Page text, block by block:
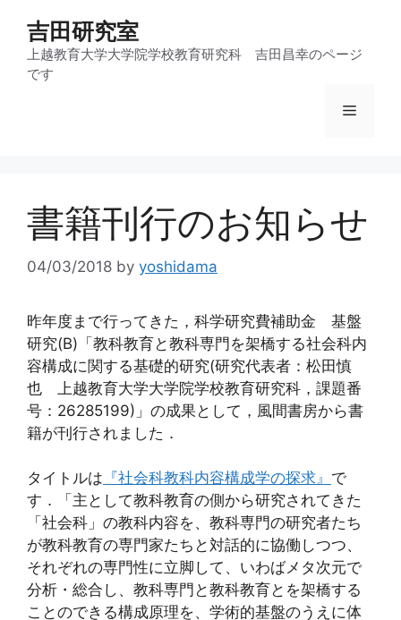
吉田研究室
上越教育大学大学院学校教育研究科 吉田昌幸のページ
です
メ
ュ
書籍刊行のお知らせ
04/03/2018 by yoshidama
昨年度まで行ってきた，科学研究費補助金 基盤
研究(B)「教科教育と教科専門を架橋する社会科内
容構成に関する基礎的研究(研究代表者：松田慎
也 上越教育大学大学院学校教育研究科，課題番
号：26285199)」の成果として，風間書房から書
籍が刊行されました．
タイトルは 『社会科教科内容構成学の探求』 で
す．「主として教科教育の側から研究されてきた
「社会科」の教科内容を、教科専門の研究者たち
が教科教育の専門家たちと対話的に協働しつつ、
それぞれの専門性に立脚して、いわばメタ次元で
分析・総合し、教科専門と教科教育とを架橋する
ことのできる構成原理を、学術的基盤のうえに体